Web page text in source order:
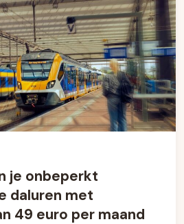
je onbeperkt
daluren met
49 euro per maand